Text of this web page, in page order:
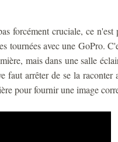
forcément cruciale, ce n'est
tournées avec une GoPro.
mais dans une salle
arrêter de se la raconter
pour fournir une image